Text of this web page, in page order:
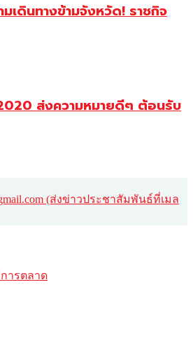
มเดินทางข้ามจังหวัด! ราชกิจ
ส่งความหมายดีๆ ต้อนรับ
(ส่งข่าวประชาสัมพันธ์ที่เมล
การตลาด